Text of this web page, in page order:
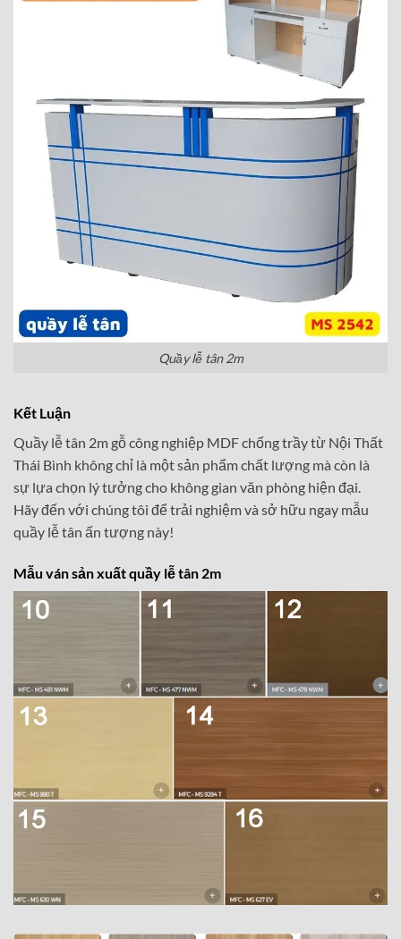
Quầy lễ tân 2m
Kết Luận
Quầy lễ tân 2m gỗ công nghiệp MDF chống trầy từ Nội Thất
Thái Bình không chỉ là một sản phẩm chất lượng mà còn là
sự lựa chọn lý tưởng cho không gian văn phòng hiện đại.
Hãy đến với chúng tôi để trải nghiệm và sở hữu ngay mẫu
quầy lễ tân ấn tượng này!
Mẫu ván sản xuất quầy lễ tân 2m